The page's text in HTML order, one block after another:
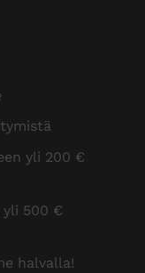
yli 200 €
500 €
halvalla!